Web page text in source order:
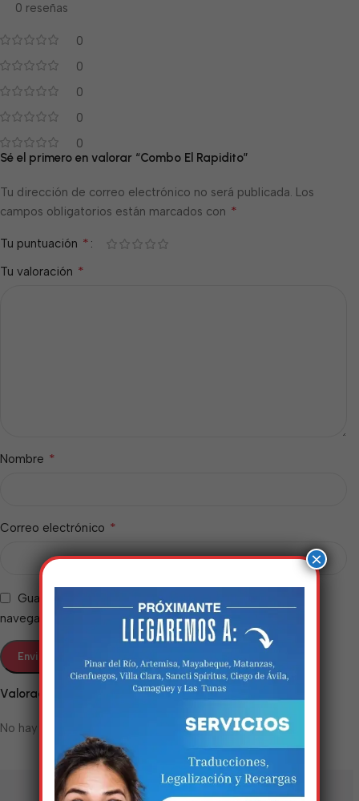
0 reseñas
0
0
0
0
0
Valoraciones
No hay valoraciones aún.
Sé el primero en valorar “Combo El Rapidito”
Tu dirección de correo electrónico no será publicada. Los
campos obligatorios están marcados con *
Tu puntuación *
Tu valoración *
Nombre *
Correo electrónico *
Guarda mi nombre, correo electrónico y web en este
navegador para la próxima vez que comente.
×
Estamos trabalhando
nisso!
Em breve, esta página estará
disponível com novidades
incríveis. Agradecemos pela